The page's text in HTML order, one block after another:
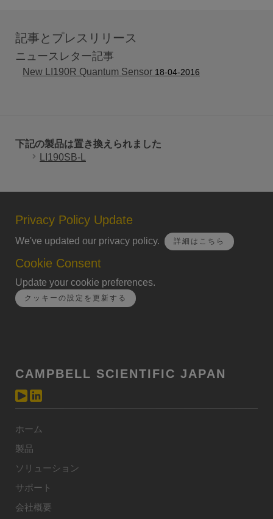
記事とプレスリリース
ニュースレター記事
New LI190R Quantum Sensor 18-04-2016
下記の製品は置き換えられました
LI190SB-L
Privacy Policy Update
We've updated our privacy policy. 詳細はこちら
Cookie Consent
Update your cookie preferences.
クッキーの設定を更新する
CAMPBELL SCIENTIFIC JAPAN
ホーム
製品
ソリューション
サポート
会社概要